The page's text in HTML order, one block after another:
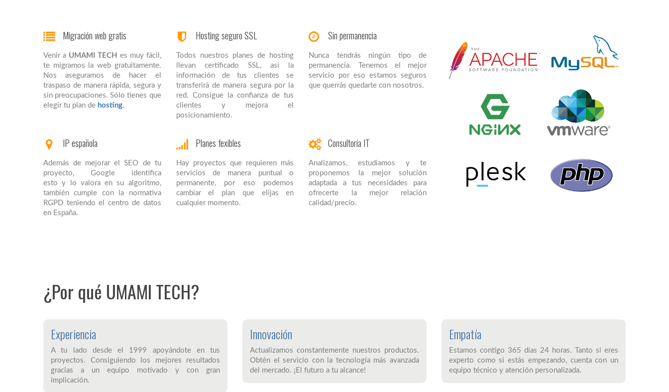
Migración web gratis
Venir a UMAMI TECH es muy fácil,
te migramos la web gratuitamente.
Nos aseguramos de hacer el
traspaso de manera rápida, segura y
sin preocupaciones. Sólo tienes que
elegir tu plan de hosting.
Hosting seguro SSL
Todos nuestros planes de hosting
llevan certificado SSL, así la
información de tus clientes se
transferirá de manera segura por la
red. Consigue la confianza de tus
clientes y mejora el
posicionamiento.
Sin permanencia
Nunca tendrás ningún tipo de
permanencia. Tenemos el mejor
servicio por eso estamos seguros
que querrás quedarte con nosotros.
IP española
Además de mejorar el SEO de tu
proyecto, Google identifica
esto y lo valora en su algoritmo,
también cumple con la normativa
RGPD teniendo el centro de datos
en España.
Planes fexibles
Hay proyectos que requieren más
servicios de manera puntual o
permanente, por eso podemos
cambiar el plan que elijas en
cualquier momento.
Consultoría IT
Analizamos, estudiamos y te
proponemos la mejor solución
adaptada a tus necesidades para
ofrecerte la mejor relación
calidad/precio.
¿Por qué UMAMI TECH?
Experiencia
A tu lado desde el 1999 apoyándote en tus
proyectos. Consiguiendo los mejores resultados
gracias a un equipo motivado y con gran
implicación.
Innovación
Actualizamos constantemente nuestros productos.
Obtén el servicio con la tecnología más avanzada
del mercado. ¡El futuro a tu alcance!
Empatía
Estamos contigo 365 días 24 horas. Tanto si eres
experto como si estás empezando, cuenta con un
equipo técnico y atención personalizada.